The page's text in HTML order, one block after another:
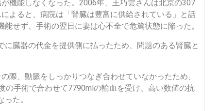
機能しなくなった。2006年、王巧雲さんは北京の307
よると、病院は「腎臓は豊富に供給されている」と話
せず、手術の翌日に妻は心不全で危篤状態に陥った。
に臓器の代金を提供側に払ったため、問題のある腎臓と
際、動脈をしっかりつなぎ合わせていなかったため、
の手術で合わせて7790mlの輸血を受け、高い数値の抗
た。